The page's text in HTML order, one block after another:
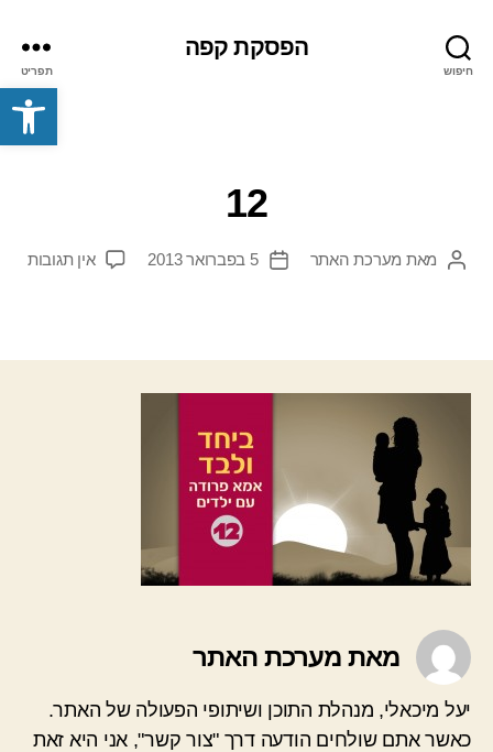
פתח סרגל נגישות
חיפוש
הפסקת קפה
תפריט
12
המחבר
מאת מערכת האתר
תאריך
5 בפברואר 2013 אין תגובותעל
מאת מערכת האתר
יעל מיכאלי, מנהלת התוכן ושיתופי הפעולה של האתר.
כאשר אתם שולחים הודעה דרך "צור קשר", אני היא זאת